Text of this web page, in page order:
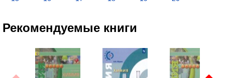
Рекомендуемые книги